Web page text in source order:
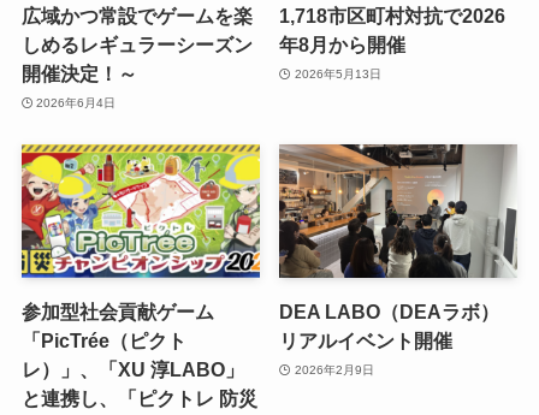
広域かつ常設でゲームを楽
しめるレギュラーシーズン
開催決定！～
2026年6月4日
1,718市区町村対抗で2026
年8月から開催
2026年5月13日
参加型社会貢献ゲーム
「PicTrée（ピクト
レ）」、「XU 淳LABO」
と連携し、「ピクトレ 防災
DEA LABO（DEAラボ）
リアルイベント開催
2026年2月9日